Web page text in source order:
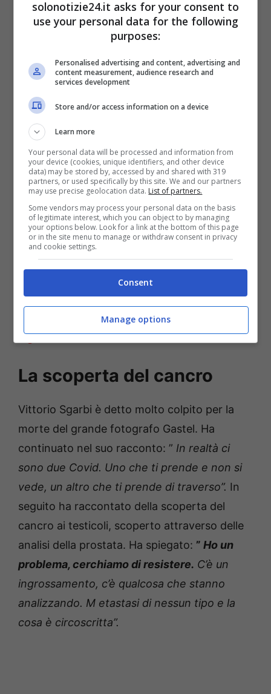
positivi il suo autista, la sua assistente e in
Vicesindaco di Sutri.
Leggi anche —–>William e Carlo tendono una
mano a Harry, ma Meghan non è prevista:
cosa sta succedendo
Leggi anche —–>Fabrizio Corona ei
retroscena svelati da Nina Moric.
il giudice
La scoperta del cancro
Vittorio Sgarbi è detto molto colpito per la
morte del grande fotografo Gastel. Ha
continuato nel suo racconto: ” In realtà ci
sono due Covid. Uno che ti prende e non si
vede, un altro che ti prende di traverso”. In
seguito ha raccontato della scoperta del
cancro ai testicoli, scoperto attraverso delle
analisi della prostata. Ha spiegato: ” Ho un
problema, cerchiamo di resistere. C’è un
ingrossamento, c’è qualcosa che stanno
analizzando. M etastasi di nessun tipo e la
cosa è circoscritta”.
solonotizie24.it asks for your consent to
use your personal data for the following
purposes:
Personalised advertising and content, advertising and
content measurement, audience research and
services development
Store and/or access information on a device
Learn more
Your personal data will be processed and information from
your device (cookies, unique identifiers, and other device
data) may be stored by, accessed by and shared with 319
partners, or used specifically by this site. We and our partners
may use precise geolocation data. List of partners.
Some vendors may process your personal data on the basis
of legitimate interest, which you can object to by managing
your options below. Look for a link at the bottom of this page
or in the site menu to manage or withdraw consent in privacy
and cookie settings.
Consent
Manage options